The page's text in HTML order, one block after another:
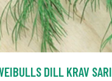
DILL KRAV SARI